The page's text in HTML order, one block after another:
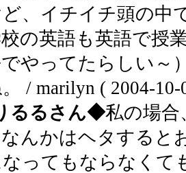
ど、イチイチ頭の中
の英語も英語で授
やってたらしい～
/ marilyn ( 2004-10-
るるさん◆私の場合
んかはヘタすると
ってもならなくて